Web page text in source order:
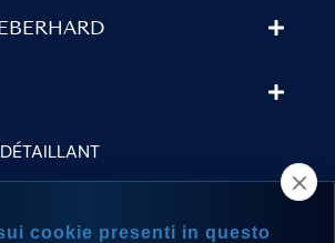
cookie presenti in questo